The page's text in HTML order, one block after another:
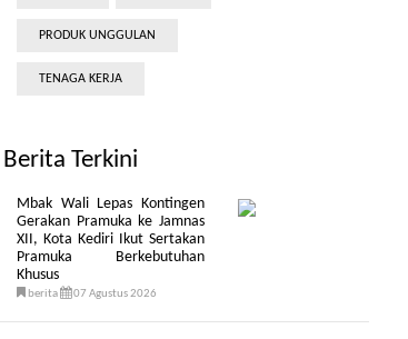
PRODUK UNGGULAN
TENAGA KERJA
Berita Terkini
Mbak Wali Lepas Kontingen
Gerakan Pramuka ke Jamnas
XII, Kota Kediri Ikut Sertakan
Pramuka Berkebutuhan
Khusus
berita 07 Agustus 2026